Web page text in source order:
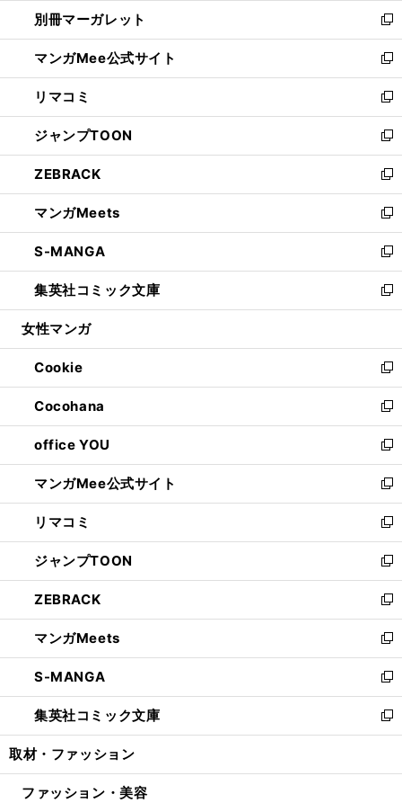
く
で
開
く
ィ
ン
ド
ウ
で
開
く
し
い
ウ
ィ
ン
ド
ウ
で
開
く
別冊マーガレット
新
し
い
ウ
ィ
ン
ド
ウ
で
開
く
マンガMee公式サイト
新
し
い
ウ
ィ
ン
ド
ウ
で
開
く
リマコミ
新
し
い
ウ
ィ
ン
ド
ウ
で
開
く
ジャンプTOON
新
し
い
ウ
ィ
ン
ド
ウ
で
開
ZEBRACK
新
し
い
ウ
ィ
ン
ド
ウ
開
く
マンガMeets
新
し
い
ウ
ィ
ン
ウ
で
開
く
S-MANGA
新
し
い
ウ
ン
ド
ウ
で
開
く
集英社コミック文庫
新
し
ウ
ィ
ン
ド
ウ
で
開
く
女性マンガ
Cookie
新
し
い
ウ
ィ
ン
ド
ウ
で
開
く
Cocohana
新
し
い
ウ
ィ
ン
ド
ウ
で
開
く
office YOU
新
し
い
ウ
ィ
ン
ド
ウ
で
開
く
マンガMee公式サイト
新
し
い
ウ
ィ
ン
ド
ウ
で
開
く
リマコミ
新
し
い
ウ
ィ
ン
ド
ウ
で
開
く
ジャンプTOON
新
し
い
ウ
ィ
ン
ド
ウ
で
開
ZEBRACK
新
し
い
ウ
ィ
ン
ド
ウ
開
マンガMeets
新
し
い
ウ
ィ
ン
ウ
S-MANGA
新
し
い
ウ
ン
集英社コミック文庫
新
し
ウ
取材・ファッション
ファッション・美容